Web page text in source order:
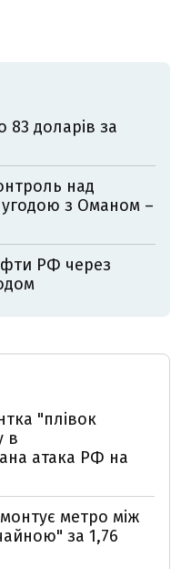
83 доларів за
над
з Оманом –
РФ через
"плівок
в
атака РФ на
метро між
за 1,76